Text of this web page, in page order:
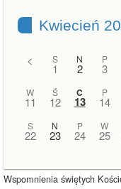
Kwiecień
< S
1
N
2
P
3
W
11
Ś
12
C
13
P
14
S
22
N
23
P
24
W
25
Wspomnienia świętych